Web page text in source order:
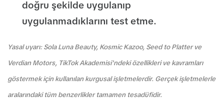
doğru şekilde uygulanıp
uygulanmadıklarını test etme.
Yasal uyarı: Sola Luna Beauty, Kosmic Kazoo, Seed to Platter ve
Verdian Motors, TikTok Akademisi'ndeki özellikleri ve kavramları
göstermek için kullanılan kurgusal işletmelerdir. Gerçek işletmelerle
aralarındaki tüm benzerlikler tamamen tesadüfidir.